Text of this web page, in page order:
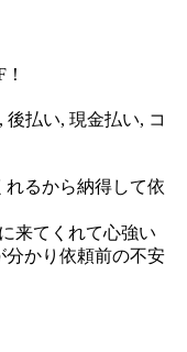
払い, 現金払い, コ
れるから納得して依
来てくれて心強い
分かり依頼前の不安